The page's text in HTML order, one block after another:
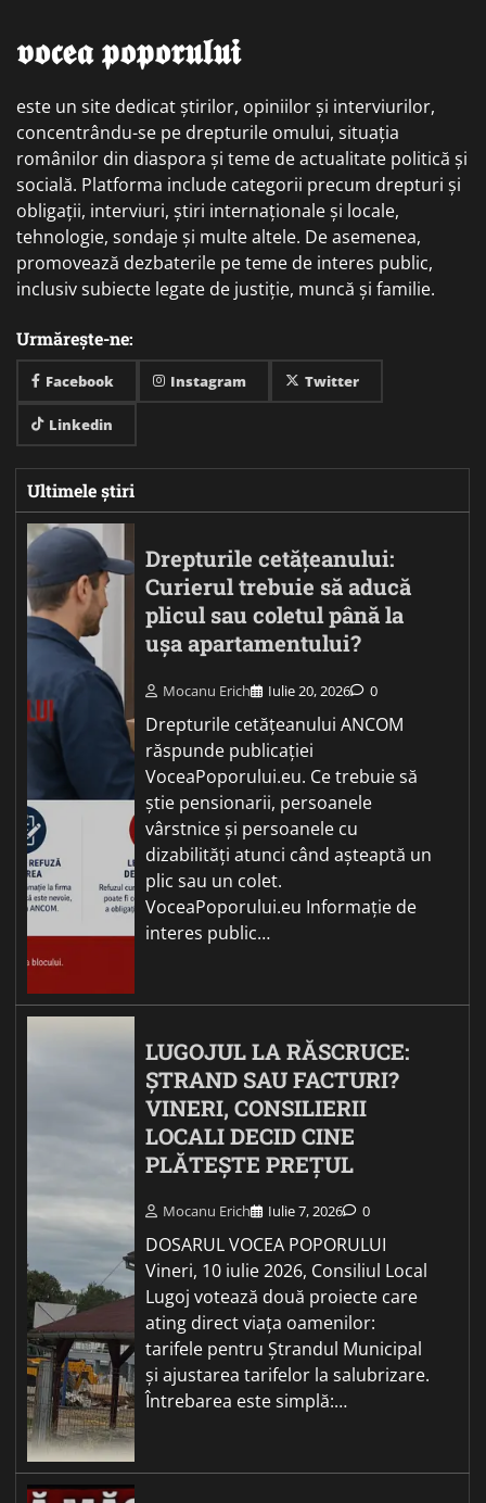
𝖛𝖔𝖈𝖊𝖆 𝖕𝖔𝖕𝖔𝖗𝖚𝖑𝖚𝖎
este un site dedicat știrilor, opiniilor și interviurilor,
concentrându-se pe drepturile omului, situația
românilor din diaspora și teme de actualitate politică și
socială. Platforma include categorii precum drepturi și
obligații, interviuri, știri internaționale și locale,
tehnologie, sondaje și multe altele. De asemenea,
promovează dezbaterile pe teme de interes public,
inclusiv subiecte legate de justiție, muncă și familie.
Urmărește-ne:
Facebook Instagram Twitter
Linkedin
Ultimele știri
Drepturile cetățeanului:
Curierul trebuie să aducă
plicul sau coletul până la
ușa apartamentului?
Mocanu Erich Iulie 20, 2026 0
Drepturile cetățeanului ANCOM
răspunde publicației
VoceaPoporului.eu. Ce trebuie să
știe pensionarii, persoanele
vârstnice și persoanele cu
dizabilități atunci când așteaptă un
plic sau un colet.
VoceaPoporului.eu Informație de
interes public…
LUGOJUL LA RĂSCRUCE:
ȘTRAND SAU FACTURI?
VINERI, CONSILIERII
LOCALI DECID CINE
PLĂTEȘTE PREȚUL
Mocanu Erich Iulie 7, 2026 0
DOSARUL VOCEA POPORULUI
Vineri, 10 iulie 2026, Consiliul Local
Lugoj votează două proiecte care
ating direct viața oamenilor:
tarifele pentru Ștrandul Municipal
și ajustarea tarifelor la salubrizare.
Întrebarea este simplă:…